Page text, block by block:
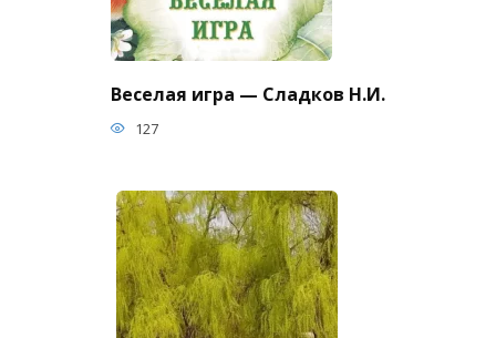
Веселая игра — Сладков Н.И.
127